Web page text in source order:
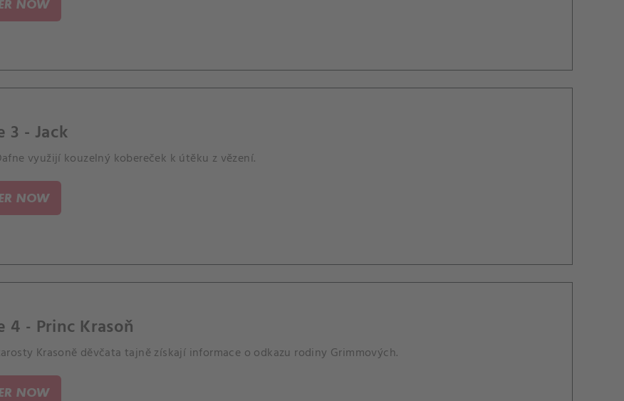
NOW
3 - Jack
využijí kouzelný kobereček k útěku z vězení.
NOW
4 - Princ Krasoň
Krasoně děvčata tajně získají informace o odkazu rodiny Grimmových.
NOW